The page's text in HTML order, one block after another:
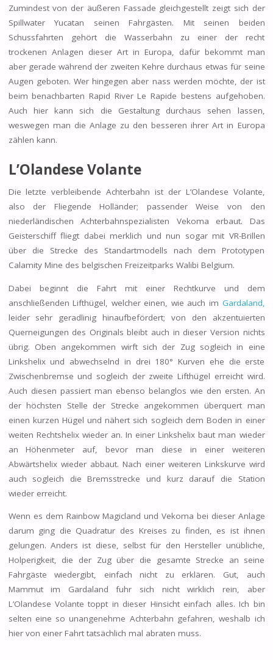
Zumindest von der äußeren Fassade gleichgestellt zeigt sich der
Spillwater Yucatan seinen Fahrgästen. Mit seinen beiden
Schussfahrten gehört die Wasserbahn zu einer der recht
trockenen Anlagen dieser Art in Europa, dafür bekommt man
aber gerade während der zweiten Kehre durchaus etwas für seine
Augen geboten. Wer hingegen aber nass werden möchte, der ist
beim benachbarten Rapid River Le Rapide bestens aufgehoben.
Auch hier kann sich die Gestaltung durchaus sehen lassen,
weswegen man die Anlage zu den besseren ihrer Art in Europa
zählen kann.
L’Olandese Volante
Die letzte verbleibende Achterbahn ist der L’Olandese Volante,
also der Fliegende Holländer; passender Weise von den
niederländischen Achterbahnspezialisten Vekoma erbaut. Das
Geisterschiff fliegt dabei merklich und nun sogar mit VR-Brillen
über die Strecke des Standartmodells nach dem Prototypen
Calamity Mine des belgischen Freizeitparks Walibi Belgium.
Dabei beginnt die Fahrt mit einer Rechtkurve und dem
anschließenden Lifthügel, welcher einen, wie auch im Gardaland,
leider sehr geradlinig hinaufbefördert; von den akzentuierten
Querneigungen des Originals bleibt auch in dieser Version nichts
übrig. Oben angekommen wirft sich der Zug sogleich in eine
Linkshelix und abwechselnd in drei 180° Kurven ehe die erste
Zwischenbremse und sogleich der zweite Lifthügel erreicht wird.
Auch diesen passiert man ebenso belanglos wie den ersten. An
der höchsten Stelle der Strecke angekommen überquert man
einen kurzen Hügel und nähert sich sogleich dem Boden in einer
weiten Rechtshelix wieder an. In einer Linkshelix baut man wieder
an Höhenmeter auf, bevor man diese in einer weiteren
Abwärtshelix wieder abbaut. Nach einer weiteren Linkskurve wird
auch sogleich die Bremsstrecke und kurz darauf die Station
wieder erreicht.
Wenn es dem Rainbow Magicland und Vekoma bei dieser Anlage
darum ging die Quadratur des Kreises zu finden, es ist ihnen
gelungen. Anders ist diese, selbst für den Hersteller unübliche,
Holperigkeit, die der Zug über die gesamte Strecke an seine
Fahrgäste wiedergibt, einfach nicht zu erklären. Gut, auch
Mammut im Gardaland fuhr sich nicht wirklich rein, aber
L’Olandese Volante toppt in dieser Hinsicht einfach alles. Ich bin
selten eine so unangenehme Achterbahn gefahren, weshalb ich
hier von einer Fahrt tatsächlich mal abraten muss.